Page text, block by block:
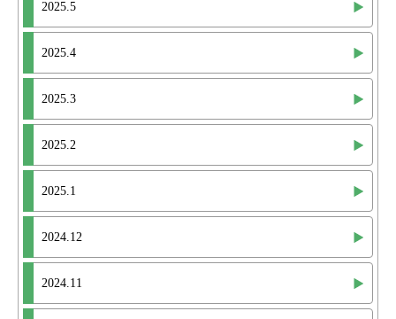
2025.5
2025.4
2025.3
2025.2
2025.1
2024.12
2024.11